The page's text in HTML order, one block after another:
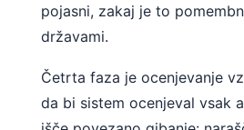
pojasni, zakaj je to
državami.
Četrta faza je ocenjevanje
da bi sistem ocenjeval vsak